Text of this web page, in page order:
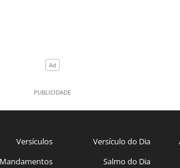
Versículos
Versículo do Dia
Salmo do Dia